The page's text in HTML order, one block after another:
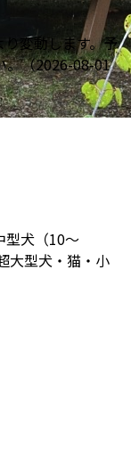
変動します。予
。（2026-08-01
犬（10〜
大型犬・猫・小